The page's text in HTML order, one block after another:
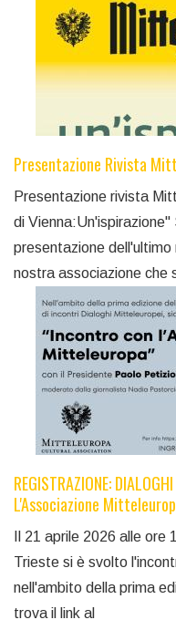
Presentazione Rivista
Presentazione rivista
di
presentazione
nostra associazione che
REGISTRAZIONE:
L'Associazione
Il 21 aprile 2026 alle
Trieste si è svolto
nell'ambito della prima
trova il link al